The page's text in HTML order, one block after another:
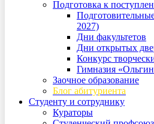
Подготовка к
2027)
Дни факультетов
Дни открытых
Конкурс
Гимназия
Заочное образование
Блог абитуриента
Студенту и сотруднику
Кураторы